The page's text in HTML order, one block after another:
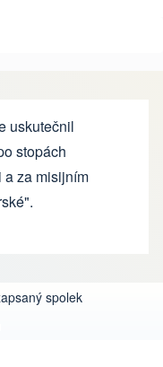
uskutečnil
stopách
a za misijním
spolek